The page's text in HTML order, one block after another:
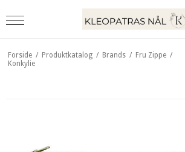
Forside / Produktkatalog / Brands / Fru Zippe /
Konkylie